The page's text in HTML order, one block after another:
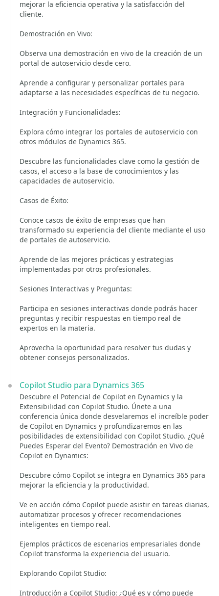
mejorar la eficiencia operativa y la satisfacción del
cliente.
Demostración en Vivo:
Observa una demostración en vivo de la creación de un
portal de autoservicio desde cero.
Aprende a configurar y personalizar portales para
adaptarse a las necesidades específicas de tu negocio.
Integración y Funcionalidades:
Explora cómo integrar los portales de autoservicio con
otros módulos de Dynamics 365.
Descubre las funcionalidades clave como la gestión de
casos, el acceso a la base de conocimientos y las
capacidades de autoservicio.
Casos de Éxito:
Conoce casos de éxito de empresas que han
transformado su experiencia del cliente mediante el uso
de portales de autoservicio.
Aprende de las mejores prácticas y estrategias
implementadas por otros profesionales.
Sesiones Interactivas y Preguntas:
Participa en sesiones interactivas donde podrás hacer
preguntas y recibir respuestas en tiempo real de
expertos en la materia.
Aprovecha la oportunidad para resolver tus dudas y
obtener consejos personalizados.
Copilot Studio para Dynamics 365
Descubre el Potencial de Copilot en Dynamics y la
Extensibilidad con Copilot Studio. Únete a una
conferencia única donde desvelaremos el increíble poder
de Copilot en Dynamics y profundizaremos en las
posibilidades de extensibilidad con Copilot Studio. ¿Qué
Puedes Esperar del Evento? Demostración en Vivo de
Copilot en Dynamics:
Descubre cómo Copilot se integra en Dynamics 365 para
mejorar la eficiencia y la productividad.
Ve en acción cómo Copilot puede asistir en tareas diarias,
automatizar procesos y ofrecer recomendaciones
inteligentes en tiempo real.
Ejemplos prácticos de escenarios empresariales donde
Copilot transforma la experiencia del usuario.
Explorando Copilot Studio:
Introducción a Copilot Studio: ¿Qué es y cómo puede